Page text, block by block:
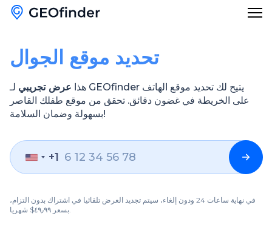
المدونة
العربية
Français
Deutsch
Español
تحديد موقع الجوال
هذا عرض تجريبي لـ GEOfinder يتيح لك تحديد موقع الهاتف
على الخريطة في غضون دقائق. تحقق من موقع طفلك القاصر
بسهولة وضمان السلامة!
+1
في نهاية ساعات 24 ودون إلغاء، سيتم تجديد العرض تلقائيا في اشتراك بدون التزام،
بسعر ٤٩٫٩٩$ شهريا.